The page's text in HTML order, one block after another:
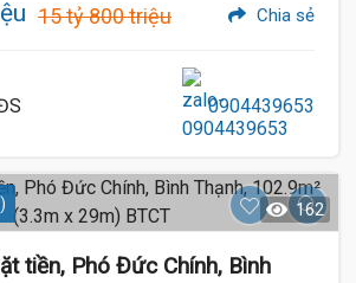
15 tỷ 800 triệu Chia sẻ
0904439653
162
tiền, Phó Đức Chính, Bình